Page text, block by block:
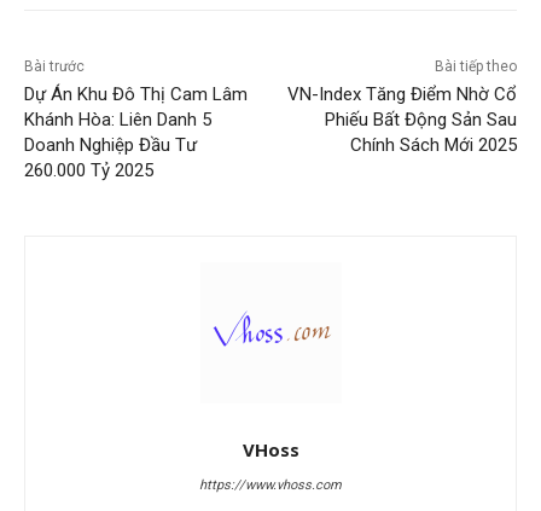
Bài trước
Dự Án Khu Đô Thị Cam Lâm
Khánh Hòa: Liên Danh 5
Doanh Nghiệp Đầu Tư
260.000 Tỷ 2025
Bài tiếp theo
VN-Index Tăng Điểm Nhờ Cổ
Phiếu Bất Động Sản Sau
Chính Sách Mới 2025
VHoss
https://www.vhoss.com